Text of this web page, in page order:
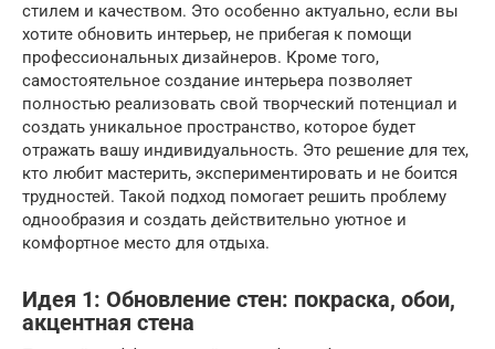
стилем и качеством. Это особенно актуально, если вы
хотите обновить интерьер, не прибегая к помощи
профессиональных дизайнеров. Кроме того,
самостоятельное создание интерьера позволяет
полностью реализовать свой творческий потенциал и
создать уникальное пространство, которое будет
отражать вашу индивидуальность. Это решение для тех,
кто любит мастерить, экспериментировать и не боится
трудностей. Такой подход помогает решить проблему
однообразия и создать действительно уютное и
комфортное место для отдыха.
Идея 1: Обновление стен: покраска, обои,
акцентная стена